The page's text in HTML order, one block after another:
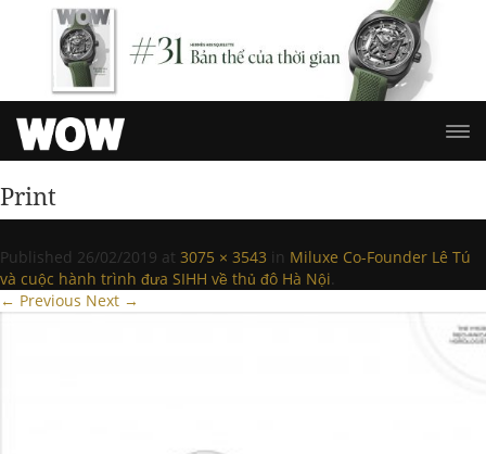
Print
Published 26/02/2019 at 3075 × 3543 in Miluxe Co-Founder Lê Tú
và cuộc hành trình đưa SIHH về thủ đô Hà Nội.
← Previous Next →